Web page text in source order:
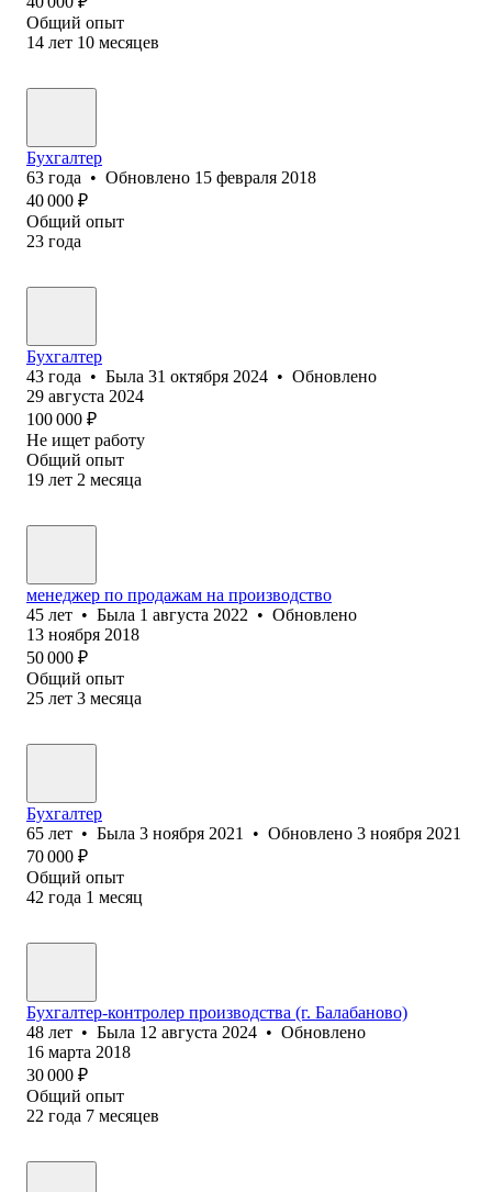
Общий опыт
14 лет 10 месяцев
Бухгалтер
63 года • Обновлено 15 февраля 2018
40 000 ₽
Общий опыт
23 года
Бухгалтер
43 года • Была 31 октября 2024 • Обновлено
29 августа 2024
100 000 ₽
Не ищет работу
Общий опыт
19 лет 2 месяца
менеджер по продажам на производство
45 лет • Была 1 августа 2022 • Обновлено
13 ноября 2018
50 000 ₽
Общий опыт
25 лет 3 месяца
Бухгалтер
65 лет • Была 3 ноября 2021 • Обновлено 3 ноября 2021
70 000 ₽
Общий опыт
42 года 1 месяц
Бухгалтер-контролер производства (г. Балабаново)
48 лет • Была 12 августа 2024 • Обновлено
16 марта 2018
30 000 ₽
Общий опыт
22 года 7 месяцев